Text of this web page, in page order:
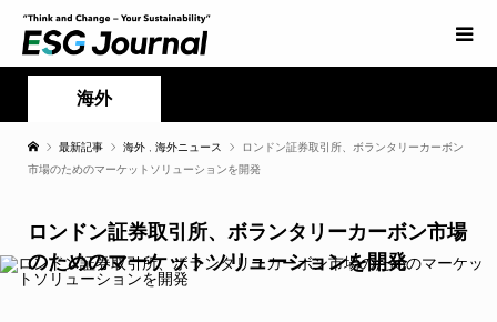
海外
最新記事 海外 海外ニュース
ロンドン証券取引所、ボランタリーカーボン
市場のためのマーケットソリューションを開発
ロンドン証券取引所、ボランタリーカーボン市場
のためのマーケットソリューションを開発